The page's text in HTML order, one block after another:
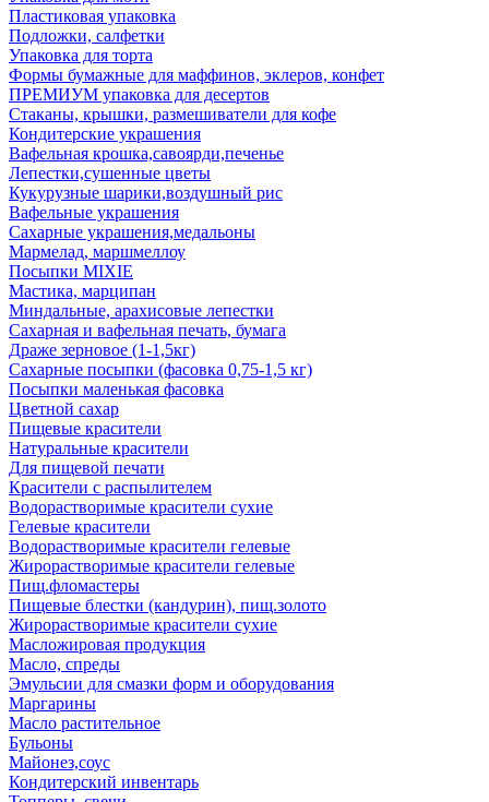
Пластиковая упаковка
Подложки, салфетки
Упаковка для торта
Формы бумажные для маффинов, эклеров, конфет
ПРЕМИУМ упаковка для десертов
Стаканы, крышки, размешиватели для кофе
Кондитерские украшения
Вафельная крошка,савоярди,печенье
Лепестки,сушенные цветы
Кукурузные шарики,воздушный рис
Вафельные украшения
Сахарные украшения,медальоны
Мармелад, маршмеллоу
Посыпки MIXIE
Мастика, марципан
Миндальные, арахисовые лепестки
Сахарная и вафельная печать, бумага
Драже зерновое (1-1,5кг)
Сахарные посыпки (фасовка 0,75-1,5 кг)
Посыпки маленькая фасовка
Цветной сахар
Пищевые красители
Натуральные красители
Для пищевой печати
Красители с распылителем
Водорастворимые красители сухие
Гелевые красители
Водорастворимые красители гелевые
Жирорастворимые красители гелевые
Пищ.фломастеры
Пищевые блестки (кандурин), пищ.золото
Жирорастворимые красители сухие
Масложировая продукция
Масло, спреды
Эмульсии для смазки форм и оборудования
Маргарины
Масло растительное
Бульоны
Майонез,соус
Кондитерский инвентарь